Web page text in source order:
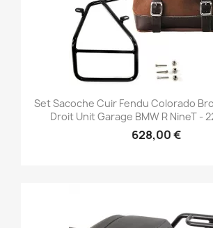
Set Sacoche Cuir Fendu Colorado
Droit Unit Garage BMW R NineT -
628,00 €